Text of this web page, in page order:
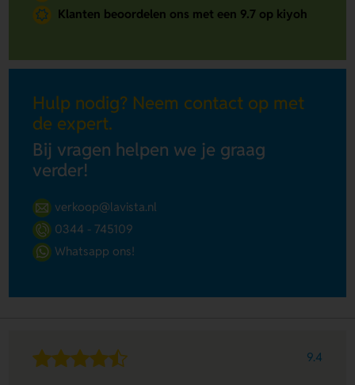
Klanten beoordelen ons met een 9.7 op kiyoh
Hulp nodig? Neem contact op met
de expert.
Bij vragen helpen we je graag
verder!
verkoop@lavista.nl
0344 - 745109
Whatsapp ons!
9.4